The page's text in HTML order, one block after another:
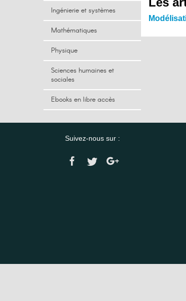
Ingénierie et systèmes
Mathématiques
Physique
Sciences humaines et
sociales
Ebooks en libre accès
Suivez-nous sur :